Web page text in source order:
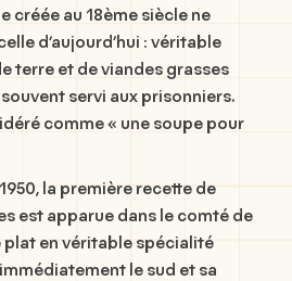
créée au 18ème siècle ne
d’aujourd’hui : véritable
terre et de viandes grasses
servi aux prisonniers.
comme « une soupe pour
la première recette de
est apparue dans le comté de
plat en véritable spécialité
le sud et sa